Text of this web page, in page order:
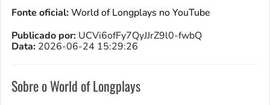
Fonte oficial:World of Longplays no YouTube
Publicado por: UCVi6ofFy7QyJJrZ9l0-fwbQ
Data: 2026-06-24 15:29:26
Sobre o World of Longplays